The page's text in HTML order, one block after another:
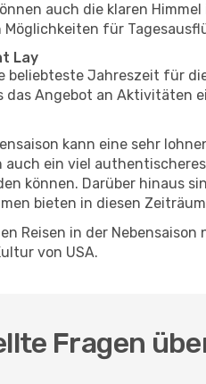
auch die klaren
Möglichkeiten für
Lay
beliebteste Jahreszeit für
das Angebot an
kann eine sehr
auch ein viel
können. Darüber hinaus
bieten in diesen
Reisen in der
von USA.
Fragen